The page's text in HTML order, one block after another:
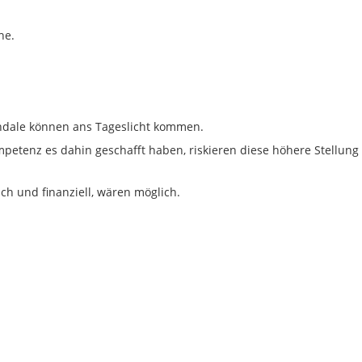
können ans Tageslicht kommen.
es dahin geschafft haben, riskieren diese höhere Stellung
und finanziell, wären möglich.